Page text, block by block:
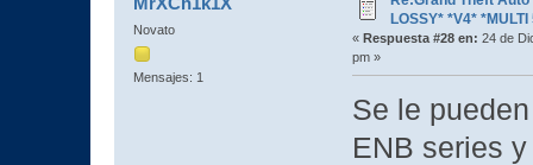
Novato
Mensajes: 1
LOSSY* *V4*
« Respuesta #28 en: 24 de
pm »
Se le
ENB series